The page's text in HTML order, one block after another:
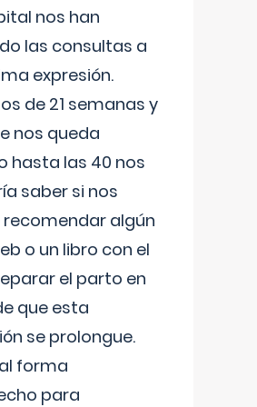
nos han
las consultas a
expresión.
de 21 semanas y
nos queda
hasta las 40 nos
saber si nos
recomendar algún
o un libro con el
el parto en
que esta
se prolongue.
forma
para